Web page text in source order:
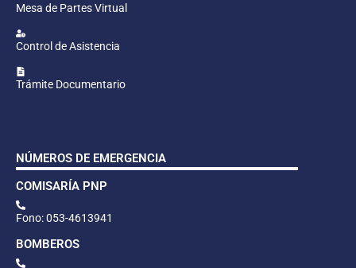
Mesa de Partes Virtual
Control de Asistencia
Trámite Documentario
NÚMEROS DE EMERGENCIA
COMISARÍA PNP
Fono: 053-4613941
BOMBEROS